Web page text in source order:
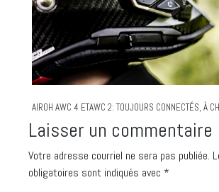
AIROH AWC 4 ETAWC 2: TOUJOURS CONNECTÉS, À
Laisser un commentaire
Votre adresse courriel ne sera pas publiée.
obligatoires sont indiqués avec *